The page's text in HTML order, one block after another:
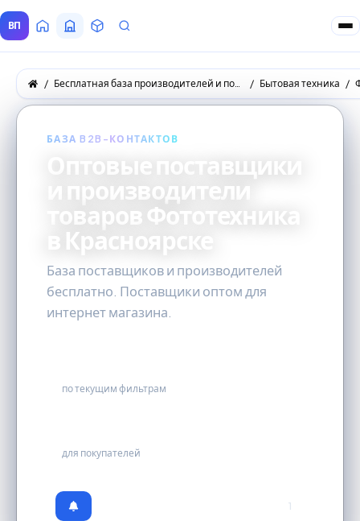
ВП ГлавнаяВсе Поставщики
ТоварыЗапросы покупателей
Бесплатная база производителей и поставщиков товаров оптом Бытовая техника
БАЗА B2B-КОНТАКТОВ
Оптовые поставщики
и производители
товаров Фототехника
в Красноярске
База поставщиков и производителей
бесплатно. Поставщики оптом для
интернет магазина.
по текущим фильтрам
для покупателей
1